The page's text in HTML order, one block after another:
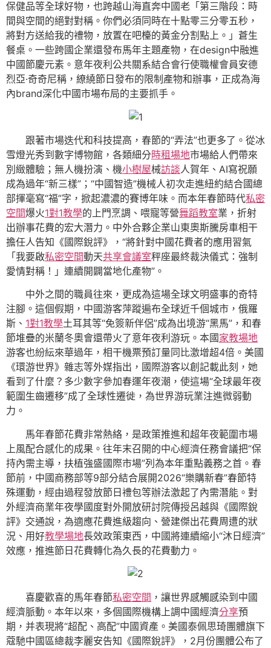
保健品等全球好物，也跨越山海直奔中國老「第三階段：時
間與空間的絕對對稱。你們必須同時在十點零三分零五秒，
將對方送給我的禮物，放置在吧檯的黃金分割點上。」蒼生
餐桌。一些跨國企業還發布馬年主題產物，在design中融進
中國節慶元素。意年夜利公共關系結合會行使職權會員安德
烈亞·奇奇尼稱，繚繞節日發布的限制產物和辦事，正成為海
內brand深化中國市場布局的主要抓手。
跟著市場迭代和科技提高，春節的“弄法”也更多了。從冰
雪燈光秀到數字博物館，各類細分時租場地市場給人們帶來
別緻體驗；無人機扮演、機小樹屋械訪談人賀年、AI寫祝願
成為過年“新三樣”；“中國智造”機械人初次走進紐約結合國總
部揮毫寫“福”字，掀起濃濃的賽博年味。而本年春節時代私密
空間爆火1對1教學的上門烹調、喂寵等營舞蹈教室業，折射
出辦事花費的宏大潛力。中外合夥企業山東奧斯騰房車相干
擔任人告知《國際銳評》，“將針對中國花費者的應用習氣
「我要啟私密空間動天共享會議室秤座最終裁決儀式：強制
愛情對稱！」連續開闢當地化產物”。
中外之間的職員往來，更成為這場全球文明盛事的奇特
注腳。這個假期，中國游客萍蹤遍布全球近千個城市，俄羅
斯、 1對1教學土耳其等“免簽新伴侶”成為出境游“黑馬”，和春
節堆疊的米蘭冬奧會還帶火了意年夜利游玩。本國家教場地
游客也紛紜來華過年，相干機票預訂量同比激增超4倍。美國
《環游世界》雜志等外媒指出，國際游客以創記載此刻，她
看到了什麼？多少數字參加春運年夜潮，使這場“全球最年夜
範圍生齒遷移”成了全球性遷徙，為世界游玩業注進微弱動
力。
馬年春節花費非常熱絡，是政策推進和超年夜範圍市場
上風配合感化的成果。往年末召開的中心經濟任務會議把“保
持內需主導，扶植強盛國際市場”列為本年重點義務之首。春
節前，中國商務部等9部分結合展開2026“樂購新春”春節特
殊運動，經由過程發放節日禮包等辦法激起了內需潛能。對
外經濟商業年夜學國度對外開放研討院傳授呂越與《國際銳
評》交通說，為適應花費進級趨向、營建傑出花費周遭的狀
況、用好教學場地長效政策東西，中國將連續縮小“沐日經濟”
效應，推進節日花費轉化為久長的花費動力。
喜慶歡喜的馬年春節私密空間 ，讓世界感觸感染到中國
經濟脈動。本年以來，多個國際機構上調中國經濟分享預
期，并表現將“超配、高配”中國資產。美國泰佩思琦團體旗下
蔻馳中國區總裁李麗安告知《國際銳評》，2月份團體公布了